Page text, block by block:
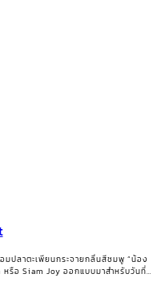
มปลาตะเพียนกระจายกลิ่นสีชมพู “น้อง
หรือ Siam Joy ออกแบบมาสำหรับวันที่